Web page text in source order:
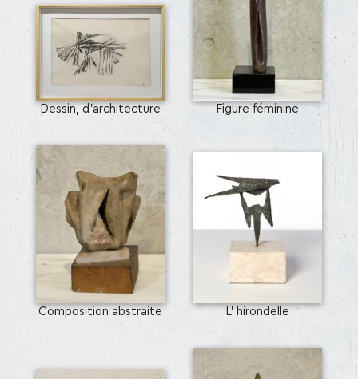
Dessin, d'architecture Figure féminine
Composition abstraite L' hirondelle